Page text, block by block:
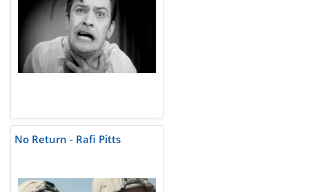
No Return - Rafi Pitts